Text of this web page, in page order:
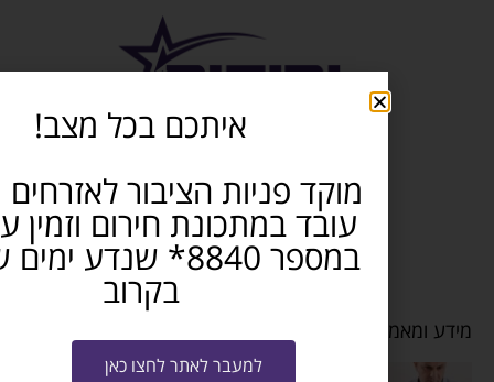
לחל”ת – מבצע שאגת הארי
איתכם בכל מצב!
הציבור לאזרחים ותיקים
חירום וזמין עבורכם
במספר 8840* שנדע ימים שקטים
למעבר לאתר לחצו כאן